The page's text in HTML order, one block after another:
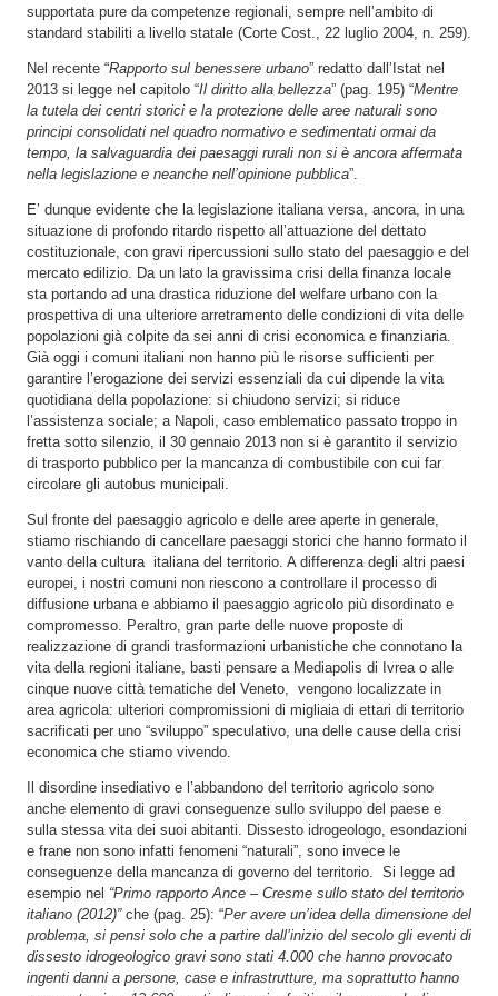
supportata pure da competenze regionali, sempre nell’ambito di
standard stabiliti a livello statale (Corte Cost., 22 luglio 2004, n. 259).
Nel recente “Rapporto sul benessere urbano” redatto dall’Istat nel
2013 si legge nel capitolo “Il diritto alla bellezza” (pag. 195) “Mentre
la tutela dei centri storici e la protezione delle aree naturali sono
principi consolidati nel quadro normativo e sedimentati ormai da
tempo, la salvaguardia dei paesaggi rurali non si è ancora affermata
nella legislazione e neanche nell’opinione pubblica”.
E’ dunque evidente che la legislazione italiana versa, ancora, in una
situazione di profondo ritardo rispetto all’attuazione del dettato
costituzionale, con gravi ripercussioni sullo stato del paesaggio e del
mercato edilizio. Da un lato la gravissima crisi della finanza locale
sta portando ad una drastica riduzione del welfare urbano con la
prospettiva di una ulteriore arretramento delle condizioni di vita delle
popolazioni già colpite da sei anni di crisi economica e finanziaria.
Già oggi i comuni italiani non hanno più le risorse sufficienti per
garantire l’erogazione dei servizi essenziali da cui dipende la vita
quotidiana della popolazione: si chiudono servizi; si riduce
l’assistenza sociale; a Napoli, caso emblematico passato troppo in
fretta sotto silenzio, il 30 gennaio 2013 non si è garantito il servizio
di trasporto pubblico per la mancanza di combustibile con cui far
circolare gli autobus municipali.
Sul fronte del paesaggio agricolo e delle aree aperte in generale,
stiamo rischiando di cancellare paesaggi storici che hanno formato il
vanto della cultura italiana del territorio. A differenza degli altri paesi
europei, i nostri comuni non riescono a controllare il processo di
diffusione urbana e abbiamo il paesaggio agricolo più disordinato e
compromesso. Peraltro, gran parte delle nuove proposte di
realizzazione di grandi trasformazioni urbanistiche che connotano la
vita della regioni italiane, basti pensare a Mediapolis di Ivrea o alle
cinque nuove città tematiche del Veneto, vengono localizzate in
area agricola: ulteriori compromissioni di migliaia di ettari di territorio
sacrificati per uno “sviluppo” speculativo, una delle cause della crisi
economica che stiamo vivendo.
Il disordine insediativo e l’abbandono del territorio agricolo sono
anche elemento di gravi conseguenze sullo sviluppo del paese e
sulla stessa vita dei suoi abitanti. Dissesto idrogeologo, esondazioni
e frane non sono infatti fenomeni “naturali”, sono invece le
conseguenze della mancanza di governo del territorio. Si legge ad
esempio nel “Primo rapporto Ance – Cresme sullo stato del territorio
italiano (2012)”che (pag. 25): “Per avere un’idea della dimensione del
problema, si pensi solo che a partire dall’inizio del secolo gli eventi di
dissesto idrogeologico gravi sono stati 4.000 che hanno provocato
ingenti danni a persone, case e infrastrutture, ma soprattutto hanno